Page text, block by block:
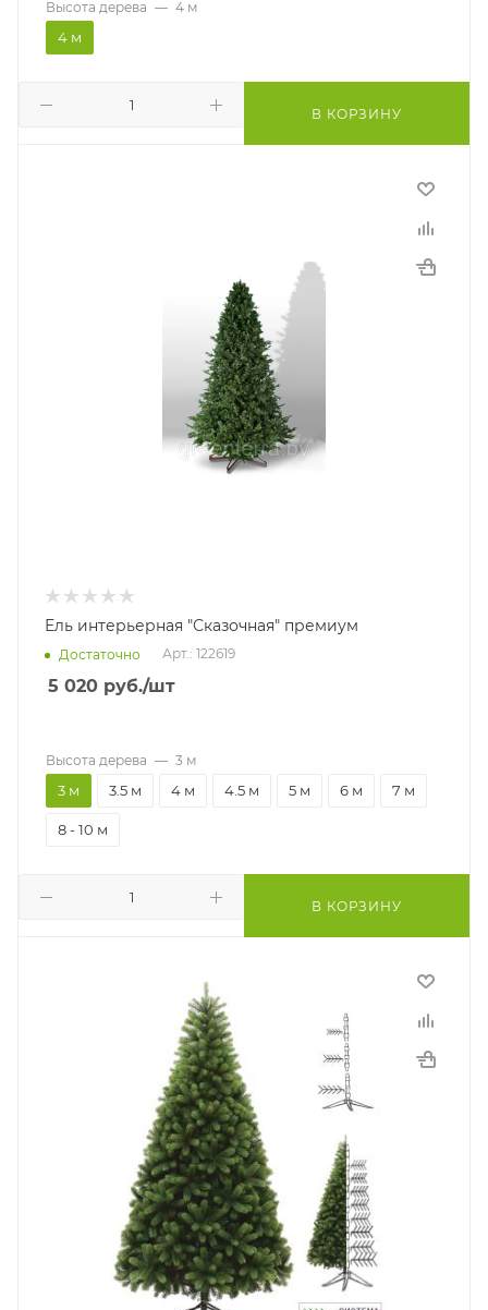
В КОРЗИНУ
Высота дерева — 4 м
4 м
Ель интерьерная "Сказочная" премиум
Достаточно Арт.: 122619
5 020 руб./шт
В КОРЗИНУ
Высота дерева — 3 м
3 м 3.5 м 4 м 4.5 м 5 м 6 м 7 м
8 - 10 м